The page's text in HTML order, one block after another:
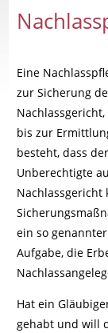
Eine
zur Sicherung
bis zur
besteht, dass
Unberechtigte
Nachlassgericht
ein so
Aufgabe, die
Hat ein
gehabt und will